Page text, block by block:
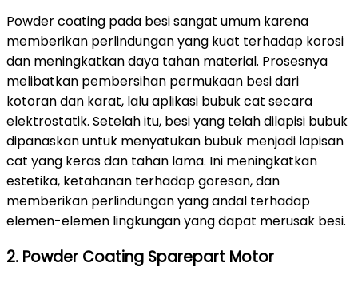
Powder coating pada besi sangat umum karena
memberikan perlindungan yang kuat terhadap korosi
dan meningkatkan daya tahan material. Prosesnya
melibatkan pembersihan permukaan besi dari
kotoran dan karat, lalu aplikasi bubuk cat secara
elektrostatik. Setelah itu, besi yang telah dilapisi bubuk
dipanaskan untuk menyatukan bubuk menjadi lapisan
cat yang keras dan tahan lama. Ini meningkatkan
estetika, ketahanan terhadap goresan, dan
memberikan perlindungan yang andal terhadap
elemen-elemen lingkungan yang dapat merusak besi.
2. Powder Coating Sparepart Motor